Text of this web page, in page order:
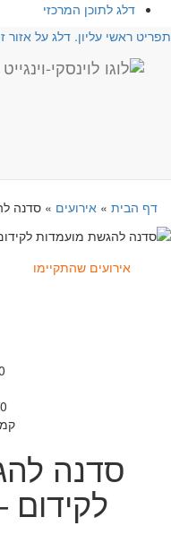
דלג לתוכן המרכזי
ראשי עליון. דלג על אזור
דף הבית» אירועים» סדנה
אירועים שהתקיימו
סדנה
לקידום –